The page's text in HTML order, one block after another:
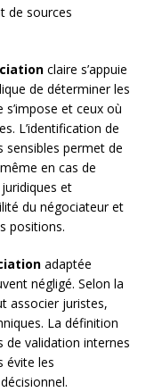
de sources
claire s’appuie
de déterminer les
et ceux où
L’identification de
permet de
en cas de
et
du négociateur et
positions.
adaptée
négligé. Selon la
associer juristes,
La définition
de validation internes
évite les